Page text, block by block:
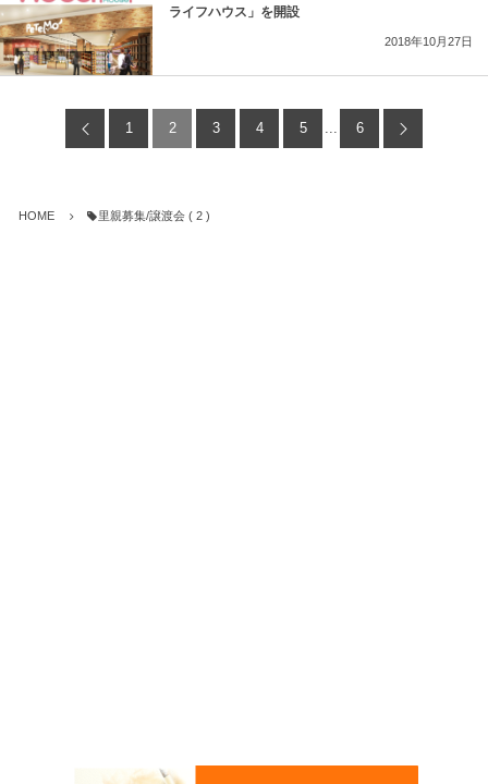
ライフハウス」を開設
2018年10月27日
1 2 3 4 5 ... 6
HOME 里親募集/譲渡会 ( 2 )